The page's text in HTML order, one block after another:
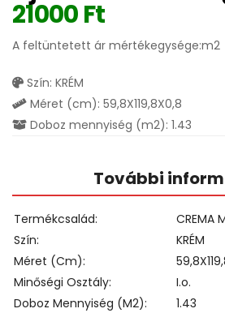
21000Ft
A feltüntetett ár mértékegysége:m2
Szín: KRÉM
Méret (cm): 59,8X119,8X0,8
Doboz mennyiség (m2): 1.43
További
Termékcsalád
CREMA
Szín
KRÉM
Méret (cm)
Minőségi Osztály
I.o.
Doboz Mennyiség (m2)
1.43